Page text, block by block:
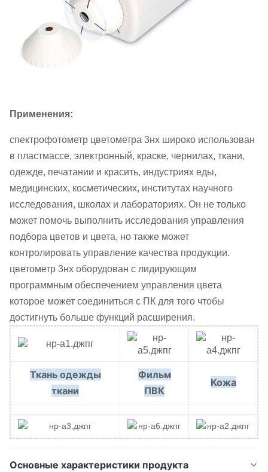
Применения:
спектрофотометр цветометра 3нх широко использован
в пластмассе, электронный, краске, чернилах, ткани,
одежде, печатании и красить, индустриях еды,
медицинских, косметических, институтах научного
исследования, школах и лабораториях. Он не только
может помочь выполнить исследования управления
подбора цветов и цвета, но также может
контролировать управление качества продукции.
цветометр 3нх оборудован с лидирующим
программным обеспечением управления цвета
которое может соединиться с ПК для того чтобы
достигнуть больше функций расширения.
Ткань одежды
ткани
Фильм
ПВК
Кожа
Основные характеристики продукта